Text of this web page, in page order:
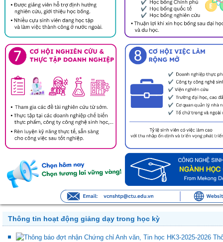
Thông tin hoạt động giảng dạy trong học kỳ